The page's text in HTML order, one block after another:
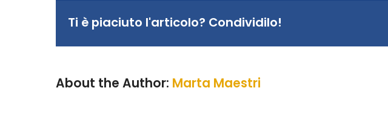
Ti è piaciuto l'articolo? Condividilo!
About the Author: Marta Maestri